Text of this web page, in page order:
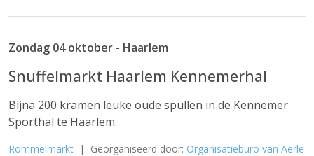
Zondag 04 oktober - Haarlem
Snuffelmarkt Haarlem Kennemerhal
Bijna 200 kramen leuke oude spullen in de Kennemer
Sporthal te Haarlem.
Rommelmarkt | Georganiseerd door: Organisatieburo van Aerle